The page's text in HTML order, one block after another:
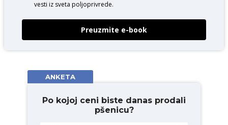
vesti iz sveta poljoprivrede.
Preuzmite e-book
ANKETA
Po kojoj ceni biste danas prodali
pšenicu?